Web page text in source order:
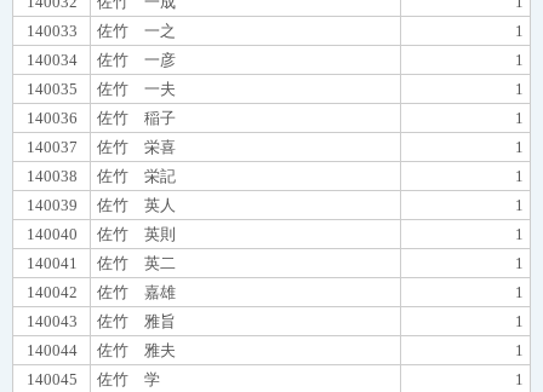
140033
佐竹 一之
1
140034
佐竹 一彦
1
140035
佐竹 一夫
1
140036
佐竹 稲子
1
140037
佐竹 栄喜
1
140038
佐竹 栄記
1
140039
佐竹 英人
1
140040
佐竹 英則
1
140041
佐竹 英二
1
140042
佐竹 嘉雄
1
140043
佐竹 雅旨
1
140044
佐竹 雅夫
1
140045
佐竹 学 1